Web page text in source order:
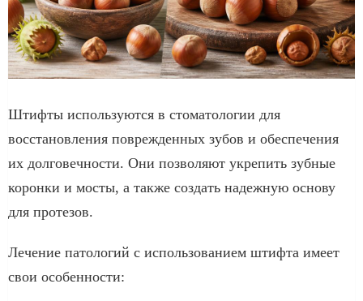
Штифты используются в стоматологии для
восстановления поврежденных зубов и обеспечения
их долговечности. Они позволяют укрепить зубные
коронки и мосты, а также создать надежную основу
для протезов.
Лечение патологий с использованием штифта имеет
свои особенности: